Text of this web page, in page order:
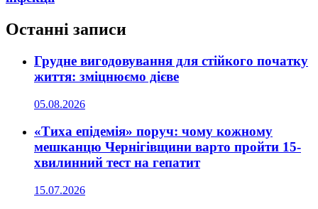
Останні записи
Грудне вигодовування для стійкого початку
життя: зміцнюємо дієве
05.08.2026
«Тиха епідемія» поруч: чому кожному
мешканцю Чернігівщини варто пройти 15-
хвилинний тест на гепатит
15.07.2026